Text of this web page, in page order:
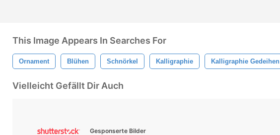
This Image Appears In Searches For
Ornament Blühen Schnörkel Kalligraphie Kalligraphie Gedeihen
Vielleicht Gefällt Dir Auch
Gesponserte Bilder